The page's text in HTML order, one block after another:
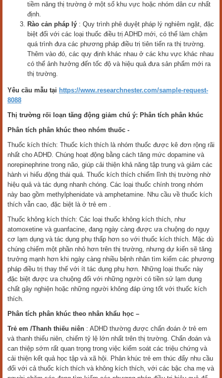
tiềm năng thị trường ở một số khu vực hoặc nhóm dân cư nhất
định.
Rào cản pháp lý : Quy trình phê duyệt pháp lý nghiêm ngặt, đặc
biệt đối với các loại thuốc điều trị ADHD mới, có thể làm chậm
quá trình đưa các phương pháp điều trị tiên tiến ra thị trường.
Thêm vào đó, các quy định khác nhau ở các khu vực khác nhau
có thể ảnh hưởng đến tốc độ và hiệu quả đưa sản phẩm mới ra
thị trường.
Yêu cầu mẫu tại https://www.researchnester.com/sample-request-
8088
Thị trường rối loạn tăng động giảm chú ý: Phân tích phân khúc
Phân tích phân khúc theo nhóm thuốc -
Thuốc kích thích: Thuốc kích thích là nhóm thuốc được kê đơn rộng rãi
nhất cho ADHD. Chúng hoạt động bằng cách tăng mức dopamine và
norepinephrine trong não, giúp cải thiện khả năng tập trung và giảm các
hành vi hiếu động thái quá. Thuốc kích thích chiếm lĩnh thị trường nhờ
hiệu quả và tác dụng nhanh chóng. Các loại thuốc chính trong nhóm
này bao gồm methylphenidate và amphetamine. Nhu cầu về thuốc kích
thích vẫn cao, đặc biệt là ở trẻ em .
Thuốc không kích thích: Các loại thuốc không kích thích, như
atomoxetine và guanfacine, đang ngày càng được ưa chuộng do nguy
cơ lạm dụng và tác dụng phụ thấp hơn so với thuốc kích thích. Mặc dù
chúng chiếm một phần nhỏ hơn trên thị trường, nhưng dự kiến sẽ tăng
trưởng mạnh hơn khi ngày càng nhiều bệnh nhân tìm kiếm các phương
pháp điều trị thay thế với ít tác dụng phụ hơn. Những loại thuốc này
đặc biệt được ưa chuộng đối với những người có tiền sử lạm dụng
chất gây nghiện hoặc những người không đáp ứng tốt với thuốc kích
thích.
Phân tích phân khúc theo nhân khẩu học –
Trẻ em /Thanh thiếu niên : ADHD thường được chẩn đoán ở trẻ em
và thanh thiếu niên, chiếm tỷ lệ lớn nhất trên thị trường. Chẩn đoán và
can thiệp sớm rất quan trọng trong việc kiểm soát các triệu chứng và
cải thiện kết quả học tập và xã hội. Phân khúc trẻ em thúc đẩy nhu cầu
đối với cả thuốc kích thích và không kích thích, với các bậc cha mẹ và